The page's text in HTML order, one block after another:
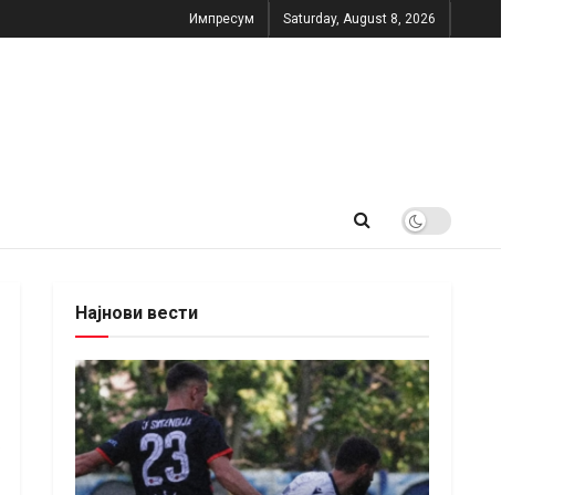
Импресум Saturday, August 8, 2026
Најнови вести